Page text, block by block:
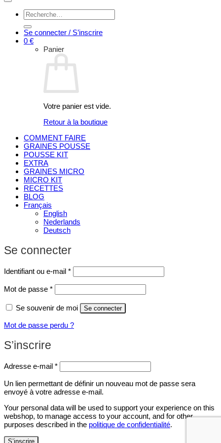
Recherche
pour :
Se connecter / S’inscrire
0 €
Panier
Votre panier est vide.
Retour à la boutique
COMMENT FAIRE
GRAINES POUSSE
POUSSE KIT
EXTRA
GRAINES MICRO
MICRO KIT
RECETTES
BLOG
Français
English
Nederlands
Deutsch
Se connecter
Identifiant ou e-mail *Obligatoire
Mot de passe *Obligatoire
Se souvenir de moi Se connecter
Mot de passe perdu ?
S’inscrire
Adresse e-mail *Obligatoire
Un lien permettant de définir un nouveau mot de passe sera
envoyé à votre adresse e-mail.
Your personal data will be used to support your experience on this
webshop, to manage access to your account, and for other
purposes described in the politique de confidentialité.
S’inscrire